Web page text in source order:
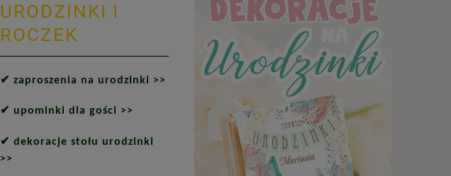
URODZINKI I
ROCZEK
✔ zaproszenia na urodzinki >>
✔ upominki dla gości >>
✔ dekoracje stołu urodzinki
>>